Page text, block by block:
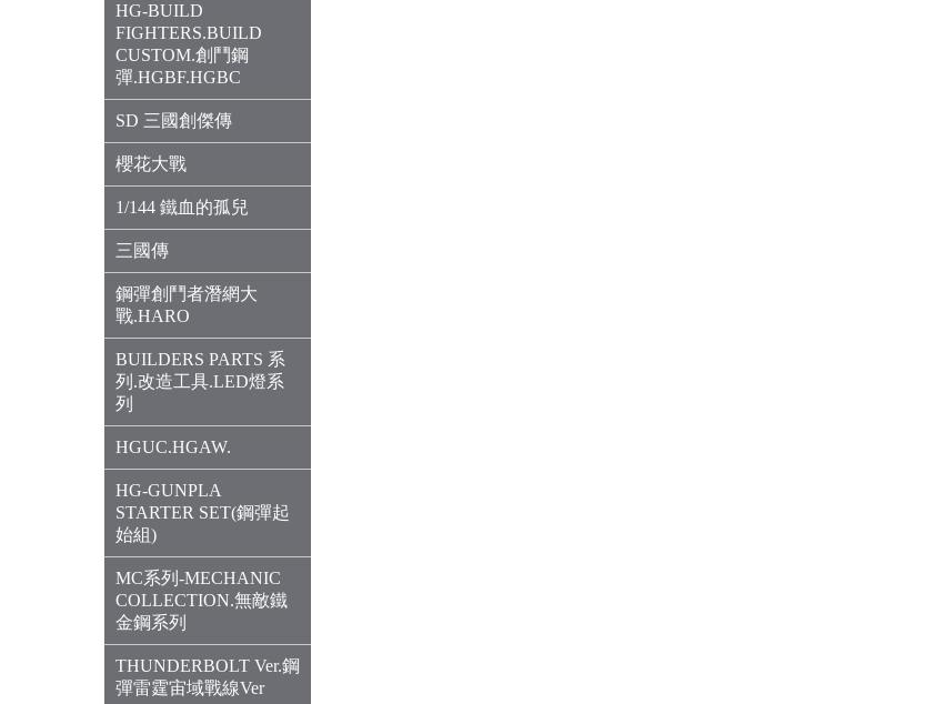
HG-BUILD
FIGHTERS.BUILD
CUSTOM.創鬥鋼
彈.HGBF.HGBC
SD 三國創傑傳
櫻花大戰
1/144 鐵血的孤兒
三國傳
鋼彈創鬥者潛網大
戰.HARO
BUILDERS PARTS 系
列.改造工具.LED燈系
列
HGUC.HGAW.
HG-GUNPLA
STARTER SET(鋼彈起
始組)
MC系列-MECHANIC
COLLECTION.無敵鐵
金鋼系列
THUNDERBOLT Ver.鋼
彈雷霆宙域戰線Ver